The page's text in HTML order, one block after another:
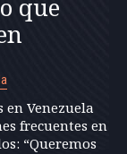
que
en Venezuela
frecuentes en
“Queremos